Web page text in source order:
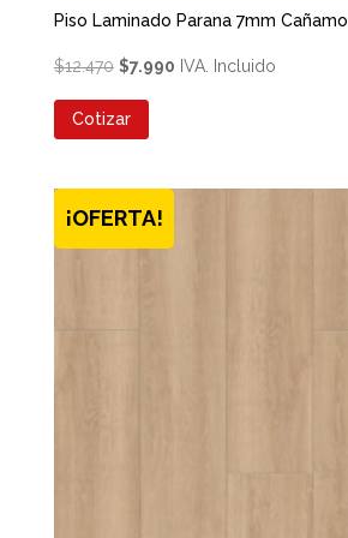
Piso Laminado Parana 7mm Cañamo
$12.470 El
original
$7.990ElIVA. Incluido
Cotizar
¡OFERTA!